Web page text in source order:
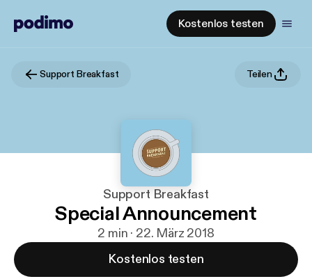
Kostenlos testen
Support Breakfast Teilen
Support Breakfast
Special Announcement
2 min · 22. März 2018
Kostenlos testen